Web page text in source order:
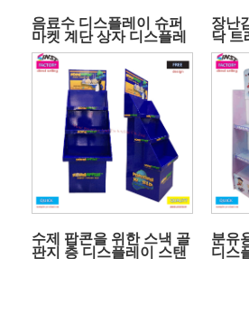
음료수 디스플레이 슈퍼
마켓 계단 상자 디스플레
이
장난
닥 트
수제 팝콘을 위한 스낵 골
판지 층 디스플레이 스탠
분유
디스